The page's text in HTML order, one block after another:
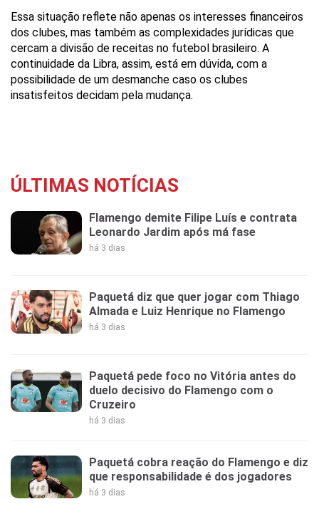
Essa situação reflete não apenas os interesses financeiros
dos clubes, mas também as complexidades jurídicas que
cercam a divisão de receitas no futebol brasileiro. A
continuidade da Libra, assim, está em dúvida, com a
possibilidade de um desmanche caso os clubes
insatisfeitos decidam pela mudança.
ÚLTIMAS NOTÍCIAS
Flamengo demite Filipe Luís e contrata
Leonardo Jardim após má fase
há 3 dias
Paquetá diz que quer jogar com Thiago
Almada e Luiz Henrique no Flamengo
há 3 dias
Paquetá pede foco no Vitória antes do
duelo decisivo do Flamengo com o
Cruzeiro
há 3 dias
Paquetá cobra reação do Flamengo e diz
que responsabilidade é dos jogadores
há 3 dias